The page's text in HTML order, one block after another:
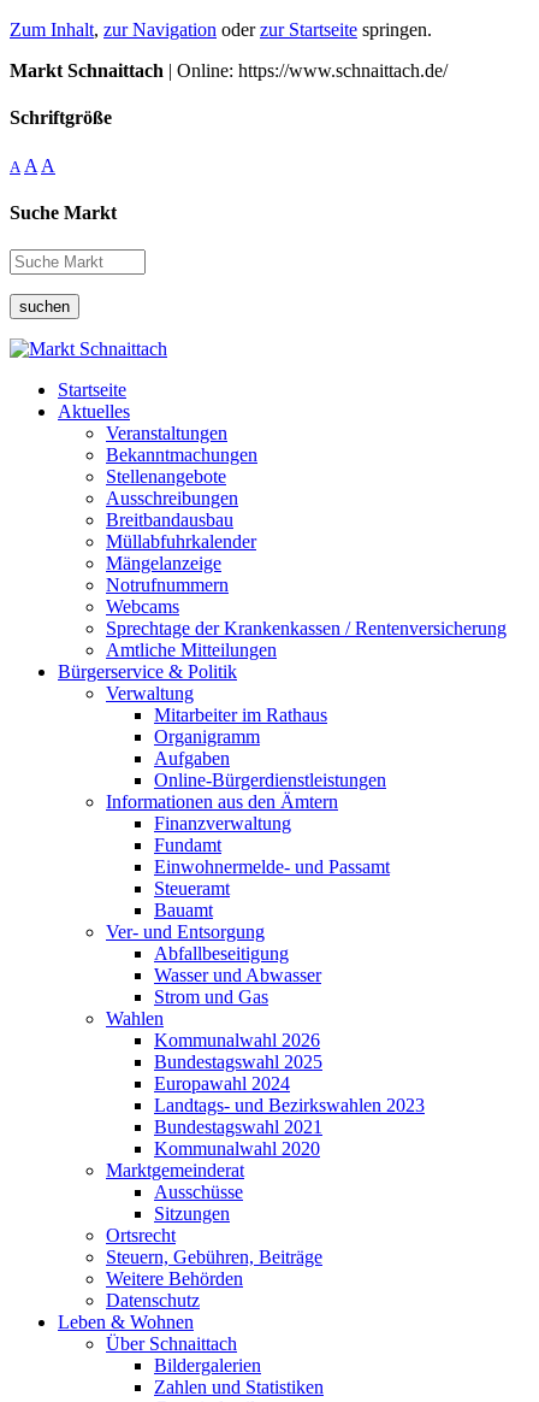
Zum Inhalt, zur Navigation oderzur Startseite springen.
Markt Schnaittach | Online: https://www.schnaittach.de/
Schriftgröße
A A A
Suche Markt
suchen
Startseite
Aktuelles
Veranstaltungen
Bekanntmachungen
Stellenangebote
Ausschreibungen
Breitbandausbau
Müllabfuhrkalender
Mängelanzeige
Notrufnummern
Webcams
Sprechtage der Krankenkassen / Rentenversicherung
Amtliche Mitteilungen
Bürgerservice & Politik
Verwaltung
Mitarbeiter im Rathaus
Organigramm
Aufgaben
Online-Bürgerdienstleistungen
Informationen aus den Ämtern
Finanzverwaltung
Fundamt
Einwohnermelde- und Passamt
Steueramt
Bauamt
Ver- und Entsorgung
Abfallbeseitigung
Wasser und Abwasser
Strom und Gas
Wahlen
Kommunalwahl 2026
Bundestagswahl 2025
Europawahl 2024
Landtags- und Bezirkswahlen 2023
Bundestagswahl 2021
Kommunalwahl 2020
Marktgemeinderat
Ausschüsse
Sitzungen
Ortsrecht
Steuern, Gebühren, Beiträge
Weitere Behörden
Datenschutz
Leben & Wohnen
Über Schnaittach
Bildergalerien
Zahlen und Statistiken